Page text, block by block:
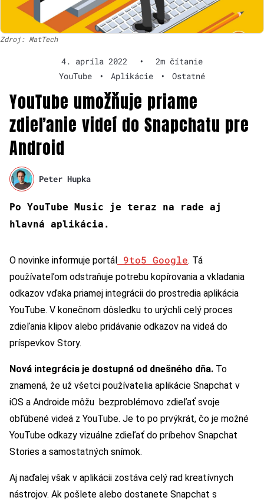
Zdroj: MatTech
4. apríla 2022 •
2m čítanie
YouTube
• Aplikácie • Ostatné
YouTube umožňuje priame
zdieľanie videí do Snapchatu pre
Android
Peter Hupka
Po YouTube Music je teraz na rade aj
hlavná aplikácia.
O novinke informuje portál 9to5 Google. Tá
používateľom odstraňuje potrebu kopírovania a vkladania
odkazov vďaka priamej integrácii do prostredia aplikácia
YouTube. V konečnom dôsledku to urýchli celý proces
zdieľania klipov alebo pridávanie odkazov na videá do
príspevkov Story.
Nová integrácia je dostupná od dnešného dňa. To
znamená, že už všetci používatelia aplikácie Snapchat v
iOS a Androide môžu bezproblémovo zdieľať svoje
obľúbené videá z YouTube. Je to po prvýkrát, čo je možné
YouTube odkazy vizuálne zdieľať do príbehov Snapchat
Stories a samostatných snímok.
Aj naďalej však v aplikácii zostáva celý rad kreatívnych
nástrojov. Ak pošlete alebo dostanete Snapchat s